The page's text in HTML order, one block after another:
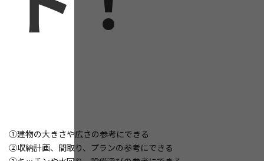
①建物の大きさや広さの参考にできる
②収納計画、間取り、プランの参考にできる